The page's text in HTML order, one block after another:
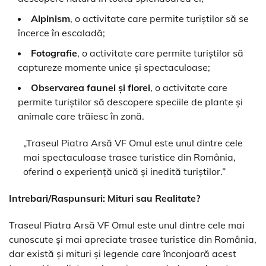
Alpinism, o activitate care permite turiștilor să se
încerce în escaladă;
Fotografie, o activitate care permite turiștilor să
captureze momente unice și spectaculoase;
Observarea faunei și florei, o activitate care
permite turiștilor să descopere speciile de plante și
animale care trăiesc în zonă.
„Traseul Piatra Arsă VF Omul este unul dintre cele
mai spectaculoase trasee turistice din România,
oferind o experiență unică și inedită turiștilor.”
Intrebari/Raspunsuri: Mituri sau Realitate?
Traseul Piatra Arsă VF Omul este unul dintre cele mai
cunoscute și mai apreciate trasee turistice din România,
dar există și mituri și legende care înconjoară acest